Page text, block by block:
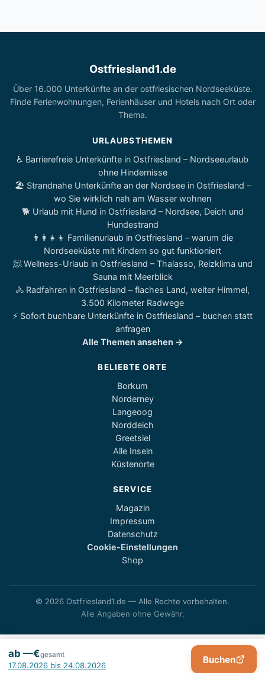
ab —€gesamt Buchen
Ostfriesland1.de
Über 16.000 Unterkünfte an der ostfriesischen Nordseeküste.
Finde Ferienwohnungen, Ferienhäuser und Hotels nach Ort oder
Thema.
URLAUBSTHEMEN
♿ Barrierefreie Unterkünfte in Ostfriesland – Nordseeurlaub
ohne Hindernisse
🏖️ Strandnahe Unterkünfte an der Nordsee in Ostfriesland –
wo Sie wirklich nah am Wasser wohnen
🐕 Urlaub mit Hund in Ostfriesland – Nordsee, Deich und
Hundestrand
👨‍👩‍👧‍👦 Familienurlaub in Ostfriesland – warum die
Nordseeküste mit Kindern so gut funktioniert
🧖 Wellness-Urlaub in Ostfriesland – Thalasso, Reizklima und
Sauna mit Meerblick
🚴 Radfahren in Ostfriesland – flaches Land, weiter Himmel,
3.500 Kilometer Radwege
⚡ Sofort buchbare Unterkünfte in Ostfriesland – buchen statt
anfragen
Alle Themen ansehen →
BELIEBTE ORTE
Borkum
Norderney
Langeoog
Norddeich
Greetsiel
Alle Inseln
Küstenorte
SERVICE
Magazin
Impressum
Datenschutz
Cookie-Einstellungen
Shop
© 2026 Ostfriesland1.de — Alle Rechte vorbehalten.
Alle Angaben ohne Gewähr.